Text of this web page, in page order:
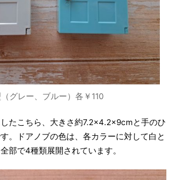
グレー、ブルー）各￥110
たこちら、大きさ約7.2×4.2×9cmと手のひ
。ドアノブの色は、各カラーに対して白と
部で4種類展開されています。